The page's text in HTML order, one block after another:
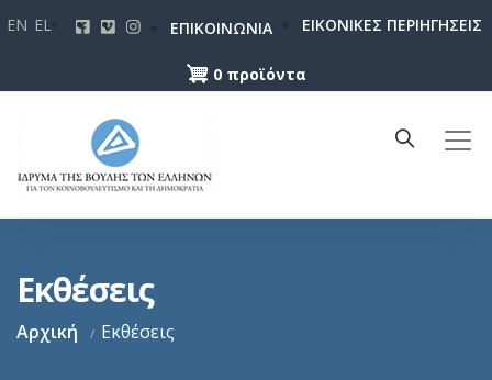
κυρίως
περιεχόμενο
EN EL ΕΠΙΚΟΙΝΩΝΙΑ ΕΙΚΟΝΙΚΕΣ ΠΕΡΙΗΓΗΣΕΙΣ
0 προϊόντα
Εκθέσεις
Αρχική Εκθέσεις